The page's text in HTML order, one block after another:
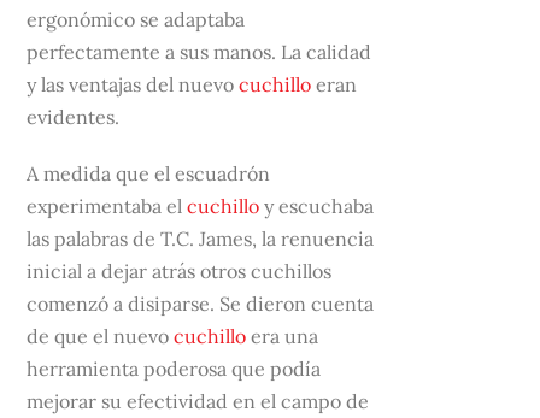
ergonómico se adaptaba
perfectamente a sus manos. La calidad
y las ventajas del nuevocuchillo eran
evidentes.
A medida que el escuadrón
experimentaba elcuchillo y escuchaba
las palabras de T.C. James, la renuencia
inicial a dejar atrás otros cuchillos
comenzó a disiparse. Se dieron cuenta
de que el nuevocuchillo era una
herramienta poderosa que podía
mejorar su efectividad en el campo de